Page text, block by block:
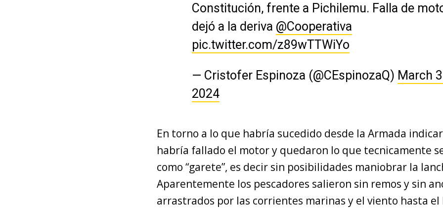
Constitución, frente a Pichilemu. Falla de
dejó a la deriva @Cooperativa
pic.twitter.com/z89wTTWiYo
— Cristofer Espinoza (@CEspinozaQ) March
2024
En torno a lo que habría sucedido desde la Armada
habría fallado el motor y quedaron lo que tecnicamente
como “garete”, es decir sin posibilidades maniobrar la
Aparentemente los pescadores salieron sin remos y sin
arrastrados por las corrientes marinas y el viento hasta